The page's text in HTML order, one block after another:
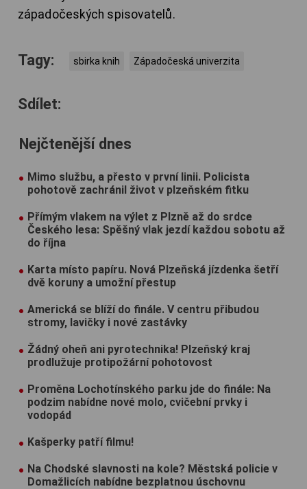
západočeských spisovatelů.
Tagy: sbirka knih Západočeská univerzita
Sdílet:
Nejčtenější dnes
Mimo službu, a přesto v první linii. Policista
pohotově zachránil život v plzeňském fitku
Přímým vlakem na výlet z Plzně až do srdce
Českého lesa: Spěšný vlak jezdí každou sobotu až
do října
Karta místo papíru. Nová Plzeňská jízdenka šetří
dvě koruny a umožní přestup
Americká se blíží do finále. V centru přibudou
stromy, lavičky i nové zastávky
Žádný oheň ani pyrotechnika! Plzeňský kraj
prodlužuje protipožární pohotovost
Proměna Lochotínského parku jde do finále: Na
podzim nabídne nové molo, cvičební prvky i
vodopád
Kašperky patří filmu!
Na Chodské slavnosti na kole? Městská policie v
Domažlicích nabídne bezplatnou úschovnu